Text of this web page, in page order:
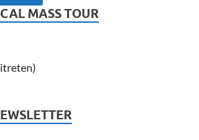
MASS TOUR